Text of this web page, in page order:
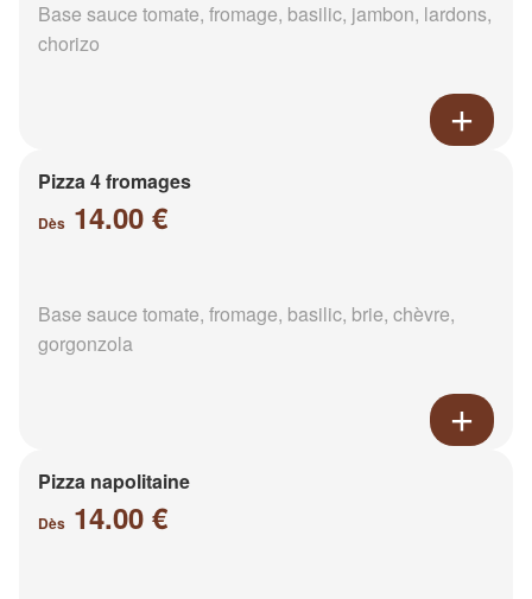
Base sauce tomate, fromage, basilic, jambon, lardons,
chorizo
Pizza 4 fromages
Dès 14.00 €
Base sauce tomate, fromage, basilic, brie, chèvre,
gorgonzola
Pizza napolitaine
Dès 14.00 €